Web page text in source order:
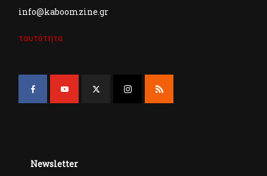
info@kaboomzine.gr
ταυτότητα
Newsletter